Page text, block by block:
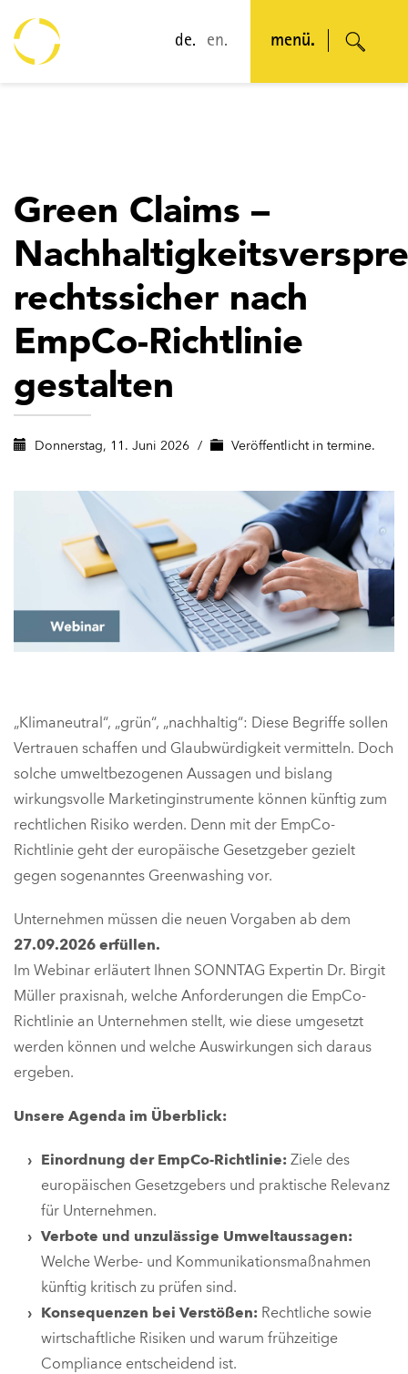
de. en. menü.
Green Claims –
rechtssicher nach
EmpCo-Richtlinie
gestalten
Donnerstag, 11. Juni 2026 / Veröffentlicht in termine.
„Klimaneutral“, „grün“, „nachhaltig“: Diese Begriffe sollen
Vertrauen schaffen und Glaubwürdigkeit vermitteln. Doch
solche umweltbezogenen Aussagen und bislang
wirkungsvolle Marketinginstrumente können künftig zum
rechtlichen Risiko werden. Denn mit der EmpCo-
Richtlinie geht der europäische Gesetzgeber gezielt
gegen sogenanntes Greenwashing vor.
Unternehmen müssen die neuen Vorgaben ab dem
27.09.2026 erfüllen.
Im Webinar erläutert Ihnen SONNTAG Expertin Dr. Birgit
Müller praxisnah, welche Anforderungen die EmpCo-
Richtlinie an Unternehmen stellt, wie diese umgesetzt
werden können und welche Auswirkungen sich daraus
ergeben.
Unsere Agenda im Überblick:
Einordnung der EmpCo-Richtlinie: Ziele des
europäischen Gesetzgebers und praktische Relevanz
für Unternehmen.
Verbote und unzulässige Umweltaussagen:
Welche Werbe- und Kommunikationsmaßnahmen
künftig kritisch zu prüfen sind.
Konsequenzen bei Verstößen: Rechtliche sowie
wirtschaftliche Risiken und warum frühzeitige
Compliance entscheidend ist.